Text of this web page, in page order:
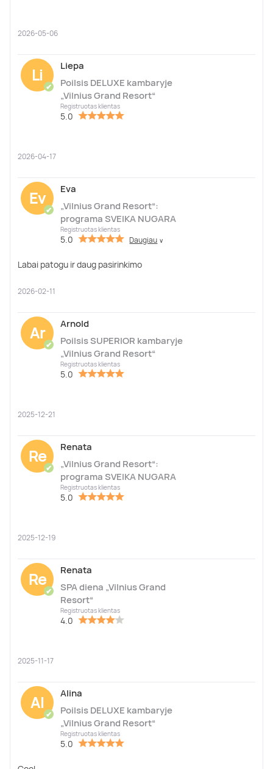
2026-05-06
Li
✔
Liepa
Poilsis DELUXE kambaryje
„Vilnius Grand Resort“
Registruotas klientas
5.0
2026-04-17
Ev
✔
Eva
„Vilnius Grand Resort“:
programa SVEIKA NUGARA
Registruotas klientas
5.0 Daugiau ∨
Labai patogu ir daug pasirinkimo
2026-02-11
Ar
✔
Arnold
Poilsis SUPERIOR kambaryje
„Vilnius Grand Resort“
Registruotas klientas
5.0
2025-12-21
Re
✔
Renata
„Vilnius Grand Resort“:
programa SVEIKA NUGARA
Registruotas klientas
5.0
2025-12-19
Re
✔
Renata
SPA diena „Vilnius Grand
Resort“
Registruotas klientas
4.0
2025-11-17
Al
✔
Alina
Poilsis DELUXE kambaryje
„Vilnius Grand Resort“
Registruotas klientas
5.0